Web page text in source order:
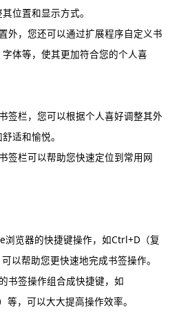
位置和显示方式。
外，您还可以通过扩展程序自定义书
体等，使其更加符合您的个人喜
签栏，您可以根据个人喜好调整其外
适和愉悦。
签栏可以帮助您快速定位到常用网
浏览器的快捷键操作，如Ctrl+D（复
以帮助您更快速地完成书签操作。
书签操作组合成快捷键，如
，可以大大提高操作效率。